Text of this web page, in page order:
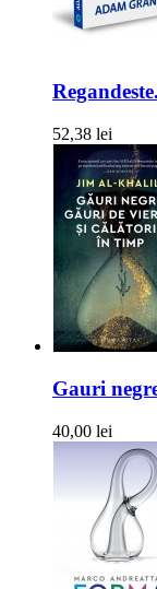
52,38 lei
Gauri
40,00 lei